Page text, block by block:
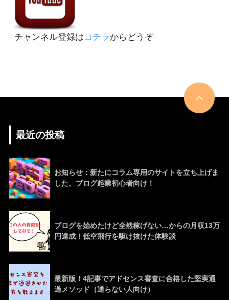
チャンネル登録はコチラ からどうぞ
最近の投稿
お知らせ：新たにコラム専用のサイトを立ち上げま
した。ブログ起業初心者向け！
ブログを始めたけど全然稼げない…からの月収13万
円達成！低空飛行を駆け抜けた体験談
最新版！4記事でアドセンス審査に合格した堅実通
過メソッド（通らない人向け）